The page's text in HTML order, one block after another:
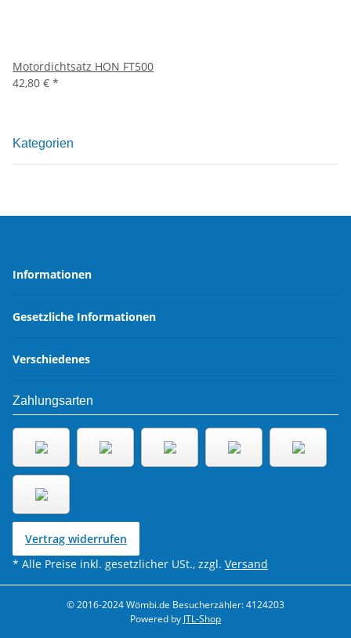
Motordichtsatz HON FT500
42,80 € *
Kategorien
Informationen
Gesetzliche Informationen
Verschiedenes
Zahlungsarten
Vertrag widerrufen
* Alle Preise inkl. gesetzlicher USt., zzgl. Versand
© 2016-2024 Wömbi.de Besucherzähler: 4124203
Powered by JTL-Shop